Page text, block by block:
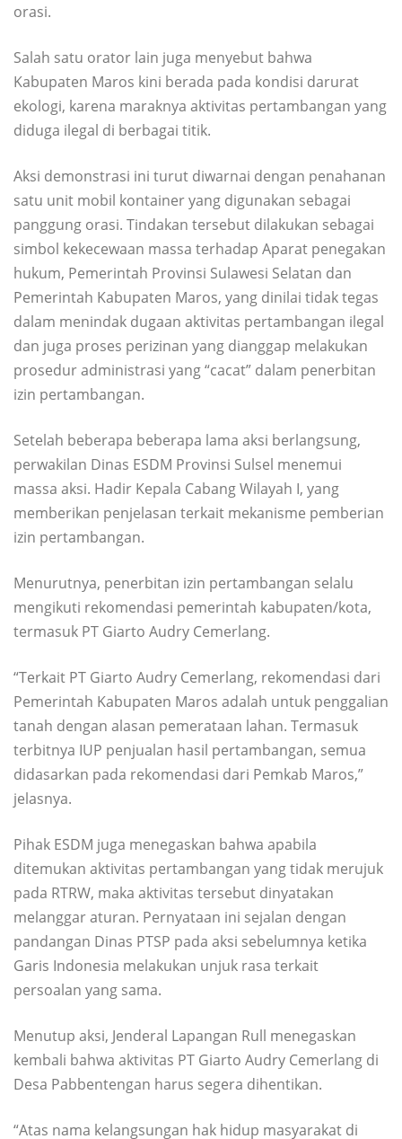
orasi.
Salah satu orator lain juga menyebut bahwa
Kabupaten Maros kini berada pada kondisi darurat
ekologi, karena maraknya aktivitas pertambangan yang
diduga ilegal di berbagai titik.
Aksi demonstrasi ini turut diwarnai dengan penahanan
satu unit mobil kontainer yang digunakan sebagai
panggung orasi. Tindakan tersebut dilakukan sebagai
simbol kekecewaan massa terhadap Aparat penegakan
hukum, Pemerintah Provinsi Sulawesi Selatan dan
Pemerintah Kabupaten Maros, yang dinilai tidak tegas
dalam menindak dugaan aktivitas pertambangan ilegal
dan juga proses perizinan yang dianggap melakukan
prosedur administrasi yang “cacat” dalam penerbitan
izin pertambangan.
Setelah beberapa beberapa lama aksi berlangsung,
perwakilan Dinas ESDM Provinsi Sulsel menemui
massa aksi. Hadir Kepala Cabang Wilayah I, yang
memberikan penjelasan terkait mekanisme pemberian
izin pertambangan.
Menurutnya, penerbitan izin pertambangan selalu
mengikuti rekomendasi pemerintah kabupaten/kota,
termasuk PT Giarto Audry Cemerlang.
“Terkait PT Giarto Audry Cemerlang, rekomendasi dari
Pemerintah Kabupaten Maros adalah untuk penggalian
tanah dengan alasan pemerataan lahan. Termasuk
terbitnya IUP penjualan hasil pertambangan, semua
didasarkan pada rekomendasi dari Pemkab Maros,”
jelasnya.
Pihak ESDM juga menegaskan bahwa apabila
ditemukan aktivitas pertambangan yang tidak merujuk
pada RTRW, maka aktivitas tersebut dinyatakan
melanggar aturan. Pernyataan ini sejalan dengan
pandangan Dinas PTSP pada aksi sebelumnya ketika
Garis Indonesia melakukan unjuk rasa terkait
persoalan yang sama.
Menutup aksi, Jenderal Lapangan Rull menegaskan
kembali bahwa aktivitas PT Giarto Audry Cemerlang di
Desa Pabbentengan harus segera dihentikan.
“Atas nama kelangsungan hak hidup masyarakat di